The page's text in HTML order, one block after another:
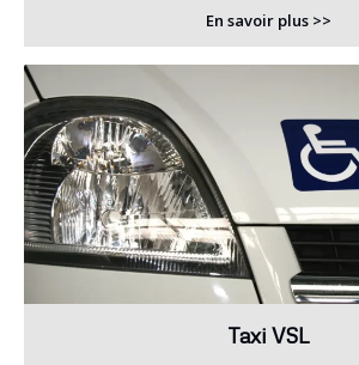
En savoir plus >>
Taxi VSL